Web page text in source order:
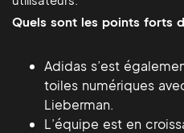
Quels sont les points forts
Adidas s’est
toiles numériques
Lieberman.
L’équipe est en